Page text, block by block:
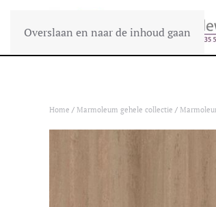
Overslaan en naar de inhoud gaan
Home / Marmoleum gehele collectie /